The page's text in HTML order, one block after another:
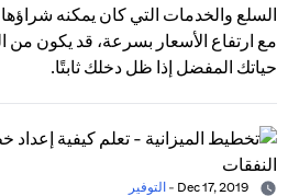
السلع والخدمات التي كان يمكنه
مع ارتفاع الأسعار بسرعة، قد يكون
حياتك المفضل إذا ظل دخلك ثابتًا.
- التوفير